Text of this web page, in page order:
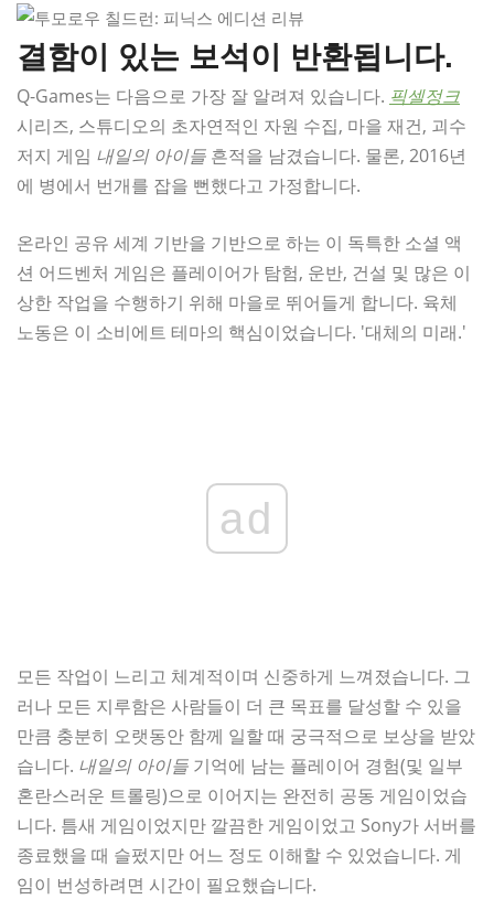
결함이 있는 보석이 반환됩니다.
Q-Games는 다음으로 가장 잘 알려져 있습니다. 픽셀정크
시리즈, 스튜디오의 초자연적인 자원 수집, 마을 재건, 괴수
저지 게임 내일의 아이들 흔적을 남겼습니다. 물론, 2016년
에 병에서 번개를 잡을 뻔했다고 가정합니다.
온라인 공유 세계 기반을 기반으로 하는 이 독특한 소셜 액
션 어드벤처 게임은 플레이어가 탐험, 운반, 건설 및 많은 이
상한 작업을 수행하기 위해 마을로 뛰어들게 합니다. 육체
노동은 이 소비에트 테마의 핵심이었습니다. '대체의 미래.'
ad
모든 작업이 느리고 체계적이며 신중하게 느껴졌습니다. 그
러나 모든 지루함은 사람들이 더 큰 목표를 달성할 수 있을
만큼 충분히 오랫동안 함께 일할 때 궁극적으로 보상을 받았
습니다. 내일의 아이들 기억에 남는 플레이어 경험(및 일부
혼란스러운 트롤링)으로 이어지는 완전히 공동 게임이었습
니다. 틈새 게임이었지만 깔끔한 게임이었고 Sony가 서버를
종료했을 때 슬펐지만 어느 정도 이해할 수 있었습니다. 게
임이 번성하려면 시간이 필요했습니다.